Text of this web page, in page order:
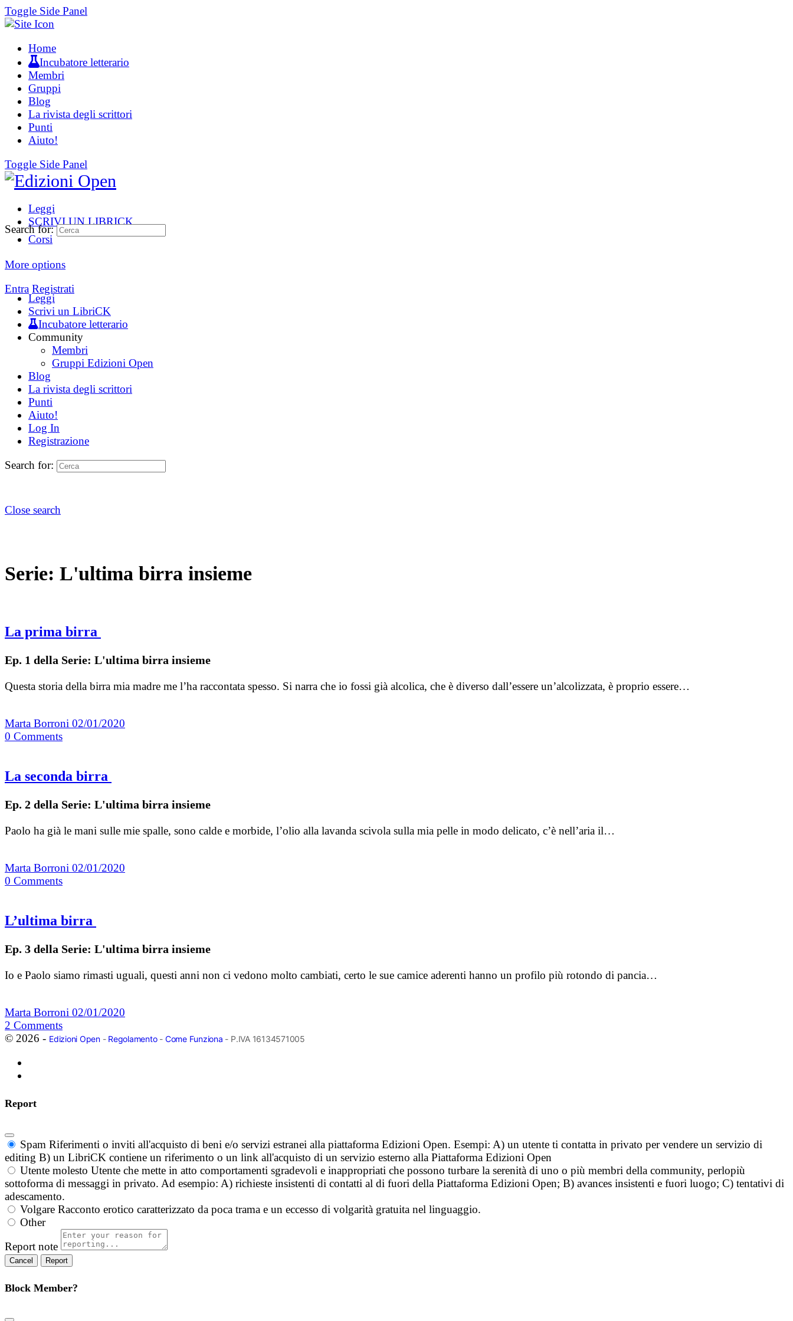
Toggle Side Panel
Home
Incubatore letterario
Membri
Gruppi
Blog
La rivista degli scrittori
Punti
Aiuto!
Toggle Side Panel
Leggi
SCRIVI UN LIBRICK
Corsi
More options
Entra Registrati
Search for:
Leggi
Scrivi un LibriCK
Incubatore letterario
Community
Membri
Gruppi Edizioni Open
Blog
La rivista degli scrittori
Punti
Aiuto!
Log In
Registrazione
Search for:
Close search
Serie: L'ultima birra insieme
La prima birra
Ep. 1 della Serie: L'ultima birra insieme
Questa storia della birra mia madre me l’ha raccontata spesso. Si narra che io fossi già alcolica, che è diverso dall’essere un’alcolizzata, è proprio essere…
Marta Borroni 02/01/2020
0 Comments
La seconda birra
Ep. 2 della Serie: L'ultima birra insieme
Paolo ha già le mani sulle mie spalle, sono calde e morbide, l’olio alla lavanda scivola sulla mia pelle in modo delicato, c’è nell’aria il…
Marta Borroni 02/01/2020
0 Comments
L’ultima birra
Ep. 3 della Serie: L'ultima birra insieme
Io e Paolo siamo rimasti uguali, questi anni non ci vedono molto cambiati, certo le sue camice aderenti hanno un profilo più rotondo di pancia…
Marta Borroni 02/01/2020
2 Comments
© 2026 - Edizioni Open- Regolamento- Come Funziona - P.IVA 16134571005
Report
Spam Riferimenti o inviti all'acquisto di beni e/o servizi estranei alla piattaforma Edizioni Open. Esempi: A) un utente ti contatta in privato per vendere un servizio di
editing B) un LibriCK contiene un riferimento o un link all'acquisto di un servizio esterno alla Piattaforma Edizioni Open
Utente molesto Utente che mette in atto comportamenti sgradevoli e inappropriati che possono turbare la serenità di uno o più membri della community, perlopiù
sottoforma di messaggi in privato. Ad esempio: A) richieste insistenti di contatti al di fuori della Piattaforma Edizioni Open; B) avances insistenti e fuori luogo; C) tentativi di
adescamento.
Volgare Racconto erotico caratterizzato da poca trama e un eccesso di volgarità gratuita nel linguaggio.
Other
Report note
Report
Block Member?